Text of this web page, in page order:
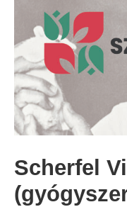
Scherfel